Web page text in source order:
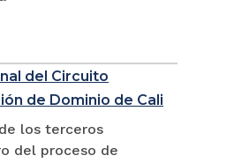
del Circuito
de Dominio de Cali
los terceros
del proceso de